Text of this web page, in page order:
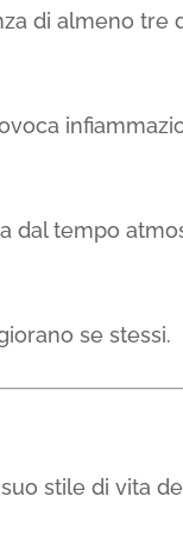
di almeno
tempo
se stessi.
stile di vita